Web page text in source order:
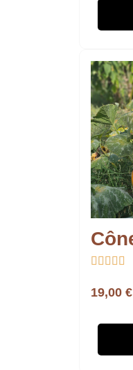
    
19,00 €